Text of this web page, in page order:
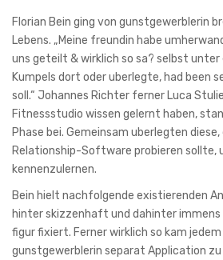
Florian Bein ging von gunstgewerblerin
Lebens. „Meine freundin habe
uns geteilt & wirklich so sa? selbst unter
Kumpels dort oder uberlegte, had been
soll.“ Johannes Richter ferner Luca
Fitnessstudio wissen gelernt haben,
Phase bei. Gemeinsam uberlegten diese,
Relationship-Software probieren sollte,
kennenzulernen.
Bein hielt nachfolgende existierenden
hinter skizzenhaft und dahinter
figur fixiert. Ferner wirklich so kam jedem
gunstgewerblerin separat Application